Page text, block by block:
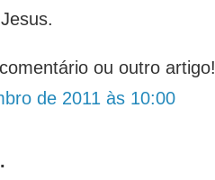
ou outro
de 2011 às 10:00